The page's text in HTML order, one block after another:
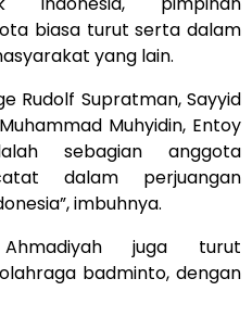
biasa turut serta dalam
yang lain.
Rudolf Supratman, Sayyid
Muhyidin, Entoy
sebagian anggota
dalam perjuangan
imbuhnya.
juga turut
badminto, dengan